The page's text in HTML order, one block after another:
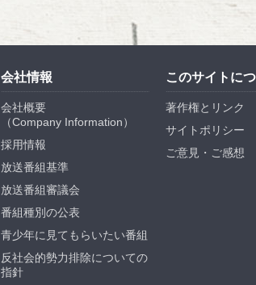
会社情報
会社概要
（Company Information）
採用情報
放送番組基準
放送番組審議会
番組種別の公表
青少年に見てもらいたい番組
反社会的勢力排除についての
指針
このサイトに
著作権とリンク
サイトポリシー
ご意見・ご感想